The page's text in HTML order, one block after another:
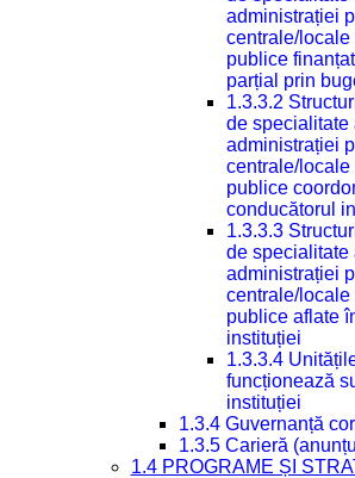
administrației
centrale/
publice
parțial prin
1.3.3.2
de specialitate
administrației
centrale/
publice
conducătorul
1.3.3.3
de specialitate
administrației
centrale/
publice aflate
instituției
1.3.3.4
funcționează
instituției
1.3.4 Guvernanță
1.3.5 Carieră
1.4 PROGRAME ȘI